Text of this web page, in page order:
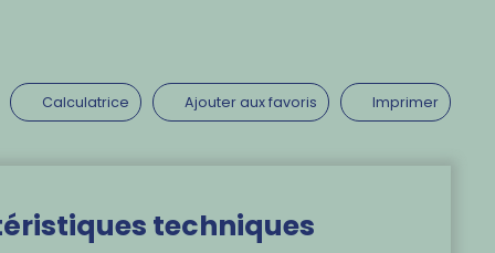
Calculatrice Ajouter aux favoris Imprimer
techniques